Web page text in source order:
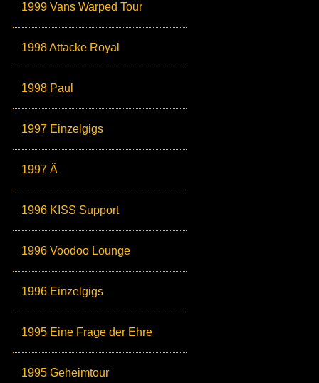
1999 Vans Warped Tour
1998 Attacke Royal
1998 Paul
1997 Einzelgigs
1997 Ä
1996 KISS Support
1996 Voodoo Lounge
1996 Einzelgigs
1995 Eine Frage der Ehre
1995 Geheimtour